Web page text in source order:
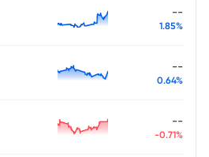
--
1.85%
--
0.64%
--
-0.71%